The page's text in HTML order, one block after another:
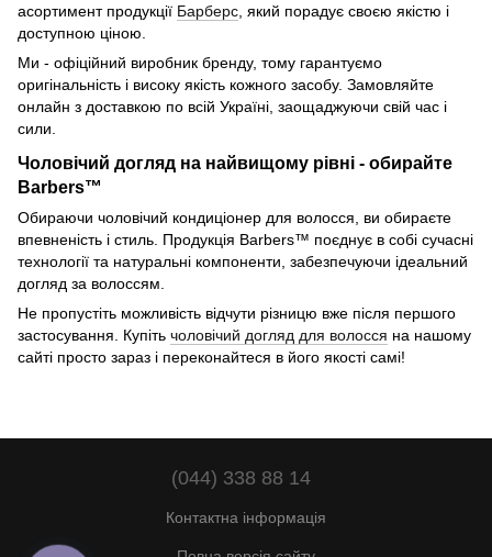
асортимент продукції Барберс, який порадує своєю якістю і
доступною ціною.
Ми - офіційний виробник бренду, тому гарантуємо
оригінальність і високу якість кожного засобу. Замовляйте
онлайн з доставкою по всій Україні, заощаджуючи свій час і
сили.
Чоловічий догляд на найвищому рівні - обирайте
Barbers™
Обираючи чоловічий кондиціонер для волосся, ви обираєте
впевненість і стиль. Продукція Barbers™ поєднує в собі сучасні
технології та натуральні компоненти, забезпечуючи ідеальний
догляд за волоссям.
Не пропустіть можливість відчути різницю вже після першого
застосування. Купіть чоловічий догляд для волосся на нашому
сайті просто зараз і переконайтеся в його якості самі!
(044) 338 88 14
Контактна інформація